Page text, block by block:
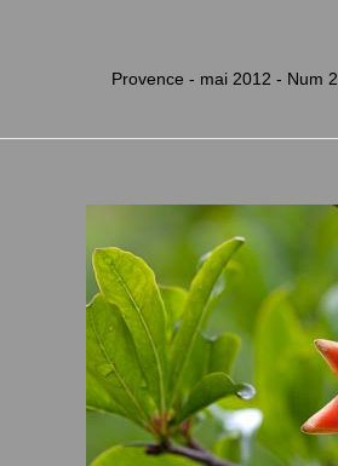
Provence - mai 2012 - Num